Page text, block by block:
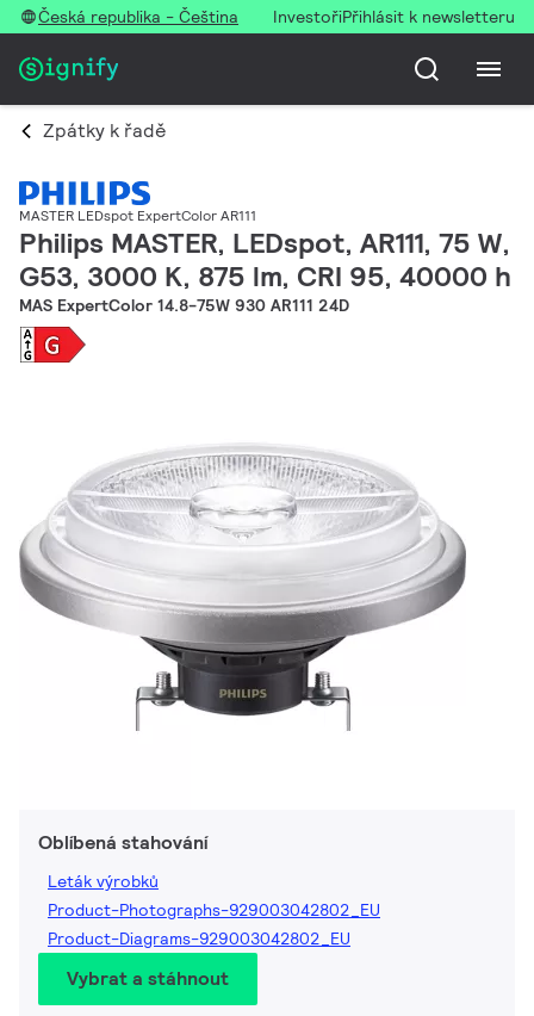
Česká republika - Čeština InvestořiPřihlásit k newsletteru
Zpátky k řadě
MASTER LEDspot ExpertColor AR111
Philips MASTER, LEDspot, AR111, 75 W,
G53, 3000 K, 875 lm, CRI 95, 40000 h
MAS ExpertColor 14.8-75W 930 AR111 24D
Oblíbená stahování
Leták výrobků
Product-Photographs-929003042802_EU
Product-Diagrams-929003042802_EU
Vybrat a stáhnout